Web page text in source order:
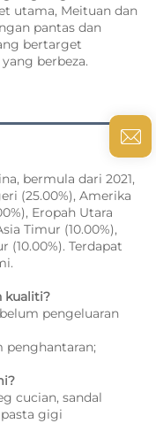
utama, Meituan dan
pantas dan
bertarget
berbeza.
bermula dari 2021,
(25.00%), Amerika
Eropah Utara
Timur (10.00%),
(10.00%). Terdapat
kualiti?
pengeluaran
penghantaran;
cucian, sandal
gigi